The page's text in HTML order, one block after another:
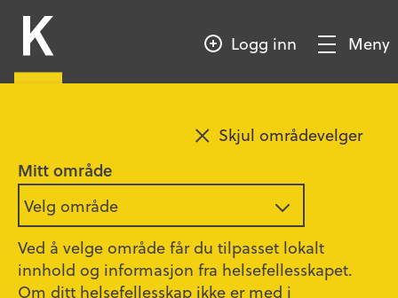
Mitt område
Velg område
Ved å velge område får du tilpasset lokalt
innhold og informasjon fra helsefellesskapet.
Om ditt helsefellesskap ikke er med i
Skjul områdevelger
HOVEDINNHOLD
KompetansebroenLogg inn
Vis/SkjulMeny
Cathrine Krøger – Sykepleier,
fryktet og snill
56:11